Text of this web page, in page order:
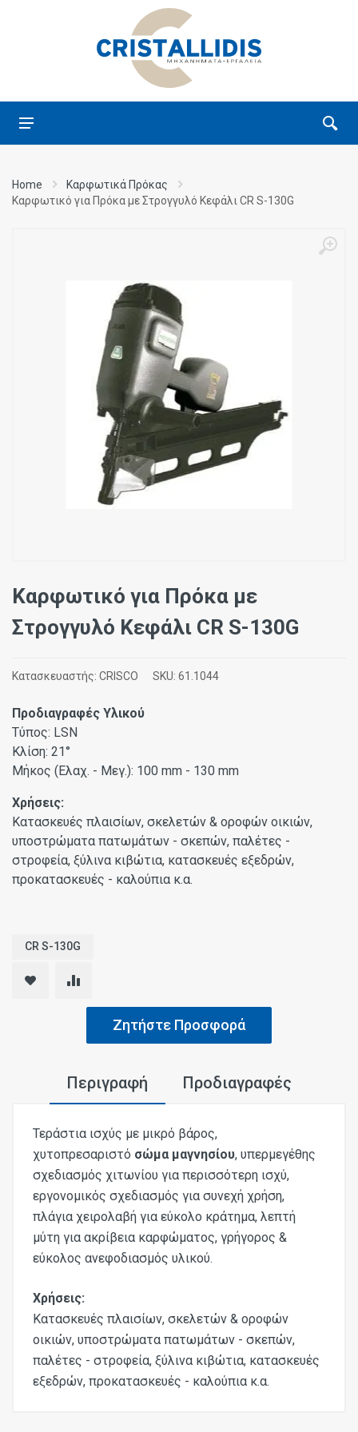
Home
Καρφωτικά Πρόκας
Καρφωτικό για Πρόκα με Στρογγυλό Κεφάλι CR S-130G
Καρφωτικό για Πρόκα με
Στρογγυλό Κεφάλι CR S-130G
Κατασκευαστής: CRISCO SKU: 61.1044
Προδιαγραφές Υλικού
Τύπος: LSN
Κλίση: 21°
Μήκος (Ελαχ. - Μεγ.): 100 mm - 130 mm
Χρήσεις:
Κατασκευές πλαισίων, σκελετών & οροφών οικιών,
υποστρώματα πατωμάτων - σκεπών, παλέτες -
στροφεία, ξύλινα κιβώτια, κατασκευές εξεδρών,
προκατασκευές - καλούπια κ.α.
CR S-130G
Ζητήστε Προσφορά
Περιγραφή Προδιαγραφές
Τεράστια ισχύς με μικρό βάρος,
χυτοπρεσαριστό σώμα μαγνησίου, υπερμεγέθης
σχεδιασμός χιτωνίου για περισσότερη ισχύ,
εργονομικός σχεδιασμός για συνεχή χρήση,
πλάγια χειρολαβή για εύκολο κράτημα, λεπτή
μύτη για ακρίβεια καρφώματος, γρήγορος &
εύκολος ανεφοδιασμός υλικού.
Χρήσεις:
Κατασκευές πλαισίων, σκελετών & οροφών
οικιών, υποστρώματα πατωμάτων - σκεπών,
παλέτες - στροφεία, ξύλινα κιβώτια, κατασκευές
εξεδρών, προκατασκευές - καλούπια κ.α.